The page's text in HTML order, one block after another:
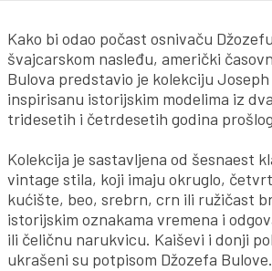
Kako bi odao počast osnivaču
švajcarskom nasleđu, američki
Bulova predstavio je kolekciju
inspirisanu istorijskim modelima iz
tridesetih i četrdesetih godina
Kolekcija je sastavljena od šesnaest
vintage stila, koji imaju okruglo,
kućište, beo, srebrn, crn ili ružičast
istorijskim oznakama vremena i
ili čeličnu narukvicu. Kaiševi i donji
ukrašeni su potpisom Džozefa Bulove.